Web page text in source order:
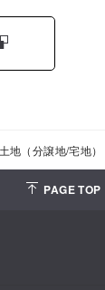
土地（分譲地/宅地
PAGE TOP